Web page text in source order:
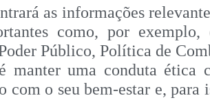
as informações
como, por
Público, Política de
manter uma conduta ética
com o seu bem-estar e,